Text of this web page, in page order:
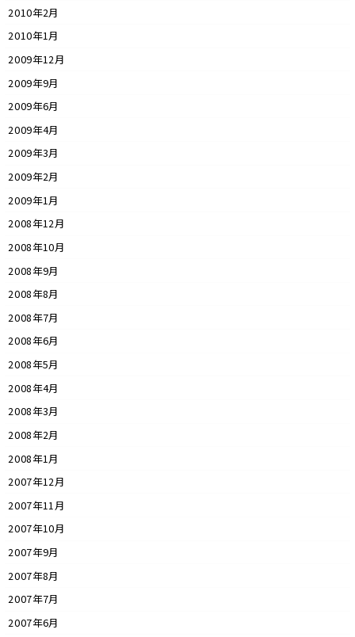
2010年2月
2010年1月
2009年12月
2009年9月
2009年6月
2009年4月
2009年3月
2009年2月
2009年1月
2008年12月
2008年10月
2008年9月
2008年8月
2008年7月
2008年6月
2008年5月
2008年4月
2008年3月
2008年2月
2008年1月
2007年12月
2007年11月
2007年10月
2007年9月
2007年8月
2007年7月
2007年6月